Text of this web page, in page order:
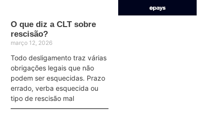
O que diz a CLT sobre
rescisão?
março 12, 2026
Todo desligamento traz várias
obrigações legais que não
podem ser esquecidas. Prazo
errado, verba esquecida ou
tipo de rescisão mal